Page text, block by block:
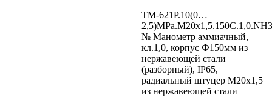
ТМ-621Р.10(0…
№ Манометр аммиачный,
кл.1,0, корпус Ф150мм из
нержавеющей стали
(разборный), IP65,
радиальный штуцер М20х1,5
из нержавеющей стали